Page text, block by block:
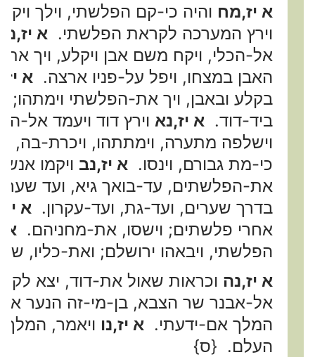
א יז,מח והיה כי-קם הפלשתי, וילך
וירץ המערכה לקראת הפלשתי.א
אל-הכלי, ויקח משם אבן ויקלע, ויך
האבן במצחו, ויפל על-פניו ארצה.א
בקלע ובאבן, ויך את-הפלשתי וימתהו;
ביד-דוד.א יז,נא וירץ דוד ויעמד אל-
וישלפה מתערה, וימתתהו, ויכרת-בה,
כי-מת גבורם, וינסו.א יז,נב ויקמו
את-הפלשתים, עד-בואך גיא, ועד שערי
בדרך שערים, ועד-גת, ועד-עקרון.א
אחרי פלשתים; וישסו, את-מחניהם.א
הפלשתי, ויבאהו ירושלם; ואת-כליו,
א יז,נה וכראות שאול את-דוד, יצא
אל-אבנר שר הצבא, בן-מי-זה הנער
המלך אם-ידעתי.א יז,נו ויאמר,
העלם. {ס}